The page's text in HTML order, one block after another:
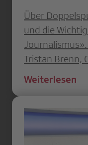
Über
und die
Tristan Brenn,
Weiterlesen